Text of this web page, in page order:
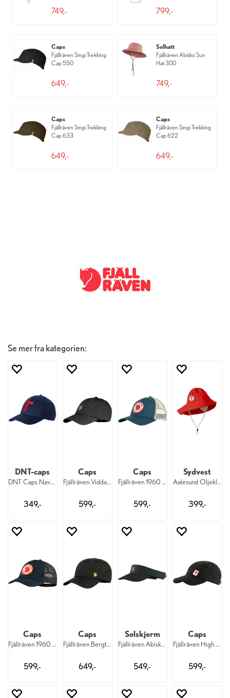
749,- 799,-
Caps
Fjällräven Singi Trekking
Cap 550
649,-
Solhatt
Fjällräven Abisko Sun
Hat 300
749,-
Caps
Fjällräven Singi Trekking
Cap 633
649,-
Caps
Fjällräven Singi Trekking
Cap 622
649,-
Se mer fra kategorien:
DNT-caps
DNT Caps Navy DNT
349,-
Caps
Fjällräven Vidda Cap 030
599,-
Caps
Fjällräven 1960 Långtradarkeps 534
599,-
Sydvest
Aalesund Oljeklede Sonja 800 DNT
399,-
Caps
Fjällräven 1960 Långtradarkeps 555
599,-
Caps
Fjällräven Bergtagen Cap 550
649,-
Solskjerm
Fjällräven Abisko Visor Cap 550
549,-
Caps
Fjällräven High Coast Wind Cap 550
599,-